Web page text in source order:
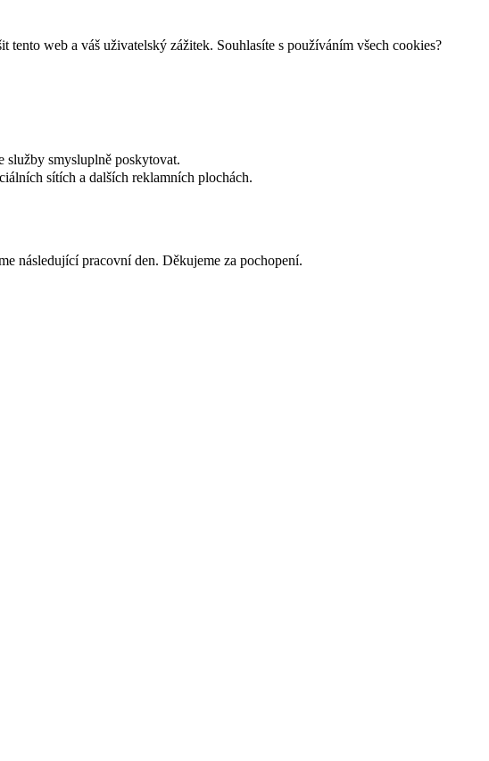
web a váš uživatelský zážitek. Souhlasíte s používáním všech cookies?
služby smysluplně poskytovat.
sítích a dalších reklamních plochách.
následující pracovní den. Děkujeme za pochopení.